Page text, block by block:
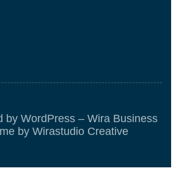
by WordPress – Wira Business
by Wirastudio Creative